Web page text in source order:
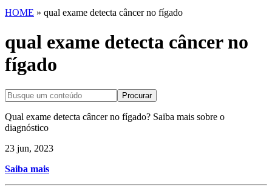
HOME » qual exame detecta câncer no fígado
qual exame detecta câncer no
fígado
Procurar
Qual exame detecta câncer no fígado? Saiba mais sobre o
diagnóstico
23 jun, 2023
Saiba mais